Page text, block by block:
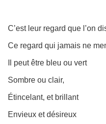
C’est leur regard que l’on
Ce regard qui jamais ne
Il peut être bleu ou vert
Sombre ou clair,
Étincelant, et brillant
Envieux et désireux